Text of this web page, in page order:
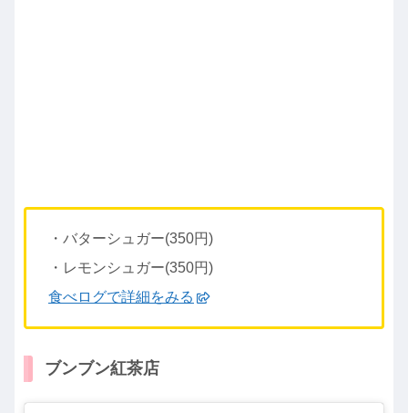
・バターシュガー(350円)
・レモンシュガー(350円)
食べログで詳細をみる
ブンブン紅茶店